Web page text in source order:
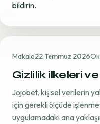
bildirin.
Makale22 Temmuz 2026
Gizlilik ilkeleri ve
Jojobet, kişisel verilerin
için gerekli ölçüde
uygulamadaki ana